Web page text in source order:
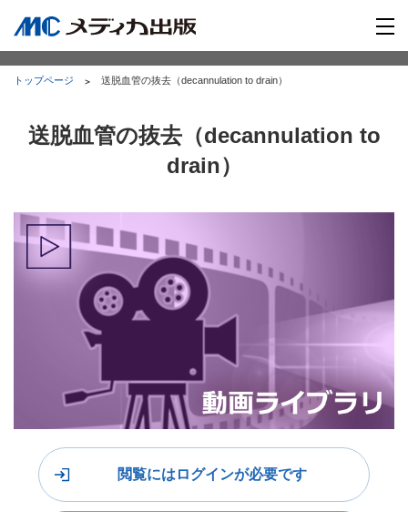
トップページ 送脱血管の抜去（decannulation to drain）
送脱血管の抜去（decannulation to
drain）
閲覧にはログインが必要です